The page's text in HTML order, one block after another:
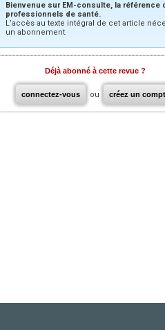
Bienvenue sur EM-consulte, la référence
professionnels de santé.
L’accès au texte intégral de cet article
un abonnement.
Déjà abonné à cette revue ?
connectez-vous ou créez un